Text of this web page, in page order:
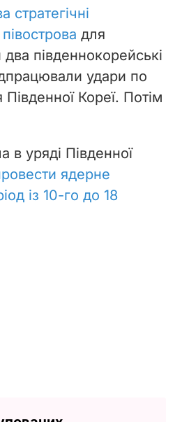
для
південнокорейські
удари по
Кореї. Потім
уряді Південної
ядерне
із 10-го до 18